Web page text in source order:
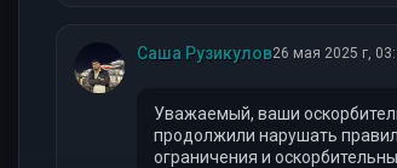
Саша Рузикулов26 мая 2025 г,
Уважаемый, ваши
продолжили нарушать
ограничения и